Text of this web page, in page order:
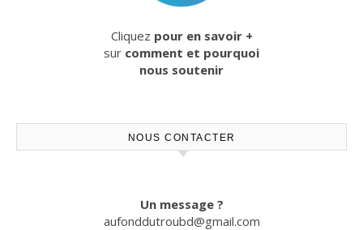
Cliquez pour en savoir +
sur comment et pourquoi
nous soutenir
NOUS CONTACTER
Un message ?
aufonddutroubd@gmail.com